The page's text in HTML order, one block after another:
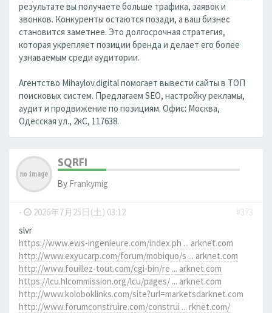
результате вы получаете больше трафика, заявок и
звонков. Конкуренты остаются позади, а ваш бизнес
становится заметнее. Это долгосрочная стратегия,
которая укрепляет позиции бренда и делает его более
узнаваемым среди аудитории.
Агентство Mihaylov.digital помогает вывести сайты в ТОП
поисковых систем. Предлагаем SEO, настройку рекламы,
аудит и продвижение по позициям. Офис: Москва,
Одесская ул., 2кС, 117638.
SQRFI
By Frankymig
- 2026年7月25日(土) 03:12
#373
slvr
https://www.ews-ingenieure.com/index.ph ... arknet.com
http://www.exyucarp.com/forum/mobiquo/s ... arknet.com
http://www.fouillez-tout.com/cgi-bin/re ... arknet.com
https://lcu.hlcommission.org/lcu/pages/ ... arknet.com
http://www.koloboklinks.com/site?url=marketsdarknet.com
http://www.forumconstruire.com/construi ... rknet.com/